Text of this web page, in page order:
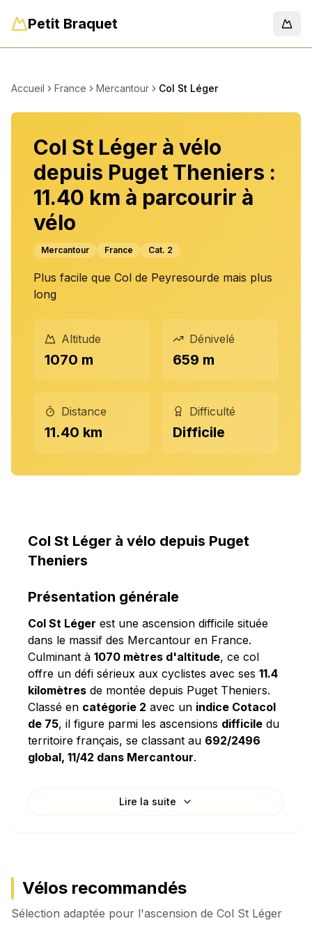
Petit Braquet
Accueil France Mercantour Col St Léger
Col St Léger à vélo
depuis Puget Theniers :
11.40 km à parcourir à
vélo
Mercantour France Cat. 2
Plus facile que Col de Peyresourde mais plus
long
Altitude
1070 m
Dénivelé
659 m
Distance
11.40 km
Difficulté
Difficile
Col St Léger à vélo depuis Puget
Theniers
Présentation générale
Col St Léger est une ascension difficile située
dans le massif des Mercantour en France.
Culminant à 1070 mètres d'altitude, ce col
offre un défi sérieux aux cyclistes avec ses 11.4
kilomètres de montée depuis Puget Theniers.
Classé en catégorie 2 avec un indice Cotacol
de 75, il figure parmi les ascensions difficile du
territoire français, se classant au 692/2496
global, 11/42 dans Mercantour.
Caractéristiques techniques
L'ascension de Col St Léger se distingue par sa
que vous grimperez l'équivalent d'un immeuble
de 19 étages pour chaque kilomètre parcouru
horizontalement. Le col présente des passages
Lire la suite
Vélos recommandés
Sélection adaptée pour l'ascension de Col St Léger